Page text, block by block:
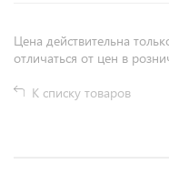
Цена действительна
отличаться от цен в
К списку товаров